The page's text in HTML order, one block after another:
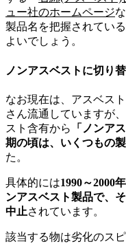
ュー社のホームページ
製品名を把握されてい
よいでしょう。
ノンアスベストに切り
なお現在は、アスベス
さん流通していますが
スト含有から
「ノンア
期の頃は、いくつもの
た。
具体的には1990～2000
ンアスベスト製品で、
中止されています。
該当する物は劣化のス